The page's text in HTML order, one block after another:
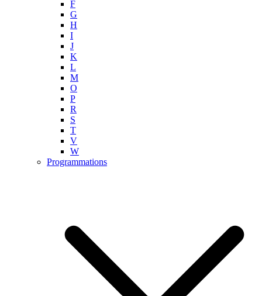
F
G
H
I
J
K
L
M
O
P
R
S
T
V
W
Programmations